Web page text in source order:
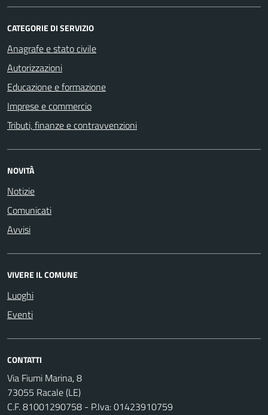
CATEGORIE DI SERVIZIO
Anagrafe e stato civile
Autorizzazioni
Educazione e formazione
Imprese e commercio
Tributi, finanze e contravvenzioni
NOVITÀ
Notizie
Comunicati
Avvisi
VIVERE IL COMUNE
Luoghi
Eventi
CONTATTI
Via Fiumi Marina, 8
73055 Racale (LE)
C.F. 81001290758 - P.Iva: 01423910759